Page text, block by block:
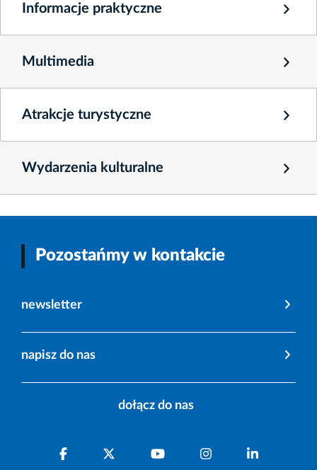
Informacje praktyczne
Multimedia
Atrakcje turystyczne
Wydarzenia kulturalne
Pozostańmy w kontakcie
newsletter
napisz do nas
dołącz do nas